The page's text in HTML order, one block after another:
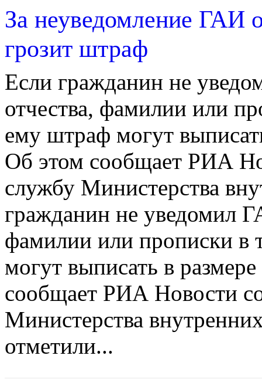
За неуведомление ГАИ
грозит штраф
Если гражданин не
отчества, фамилии или
ему штраф могут
Об этом сообщает РИА
службу Министерства
гражданин не уведомил
фамилии или прописки в
могут выписать в
сообщает РИА Новости
Министерства
отметили...